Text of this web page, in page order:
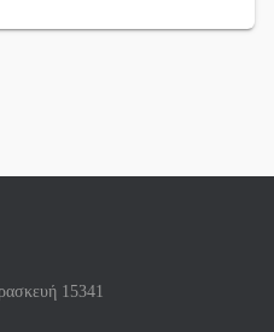
15341